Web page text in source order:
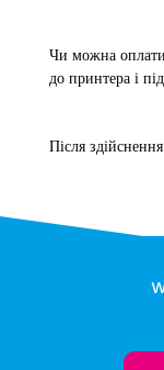
Чи можна
до принтера і
Після